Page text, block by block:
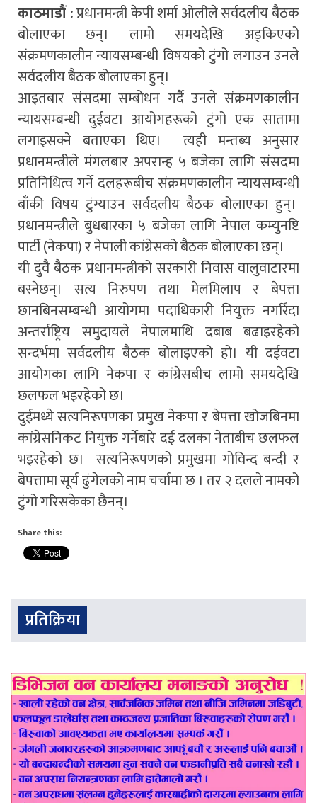
काठमाडौं :प्रधानमन्त्री केपी शर्मा ओलीले सर्वदलीय बैठक
बोलाएका छन्। लामो समयदेखि अड्किएको
संक्रमणकालीन न्यायसम्बन्धी विषयको टुंगो लगाउन उनले
सर्वदलीय बैठक बोलाएका हुन्।
आइतबार संसदमा सम्बोधन गर्दै उनले संक्रमणकालीन
न्यायसम्बन्धी दुईवटा आयोगहरूको टुंगो एक सातामा
लगाइसक्ने बताएका थिए। त्यही मन्तब्य अनुसार
प्रधानमन्त्रीले मंगलबार अपरान्ह ५ बजेका लागि संसदमा
प्रतिनिधित्व गर्ने दलहरूबीच संक्रमणकालीन न्यायसम्बन्धी
बाँकी विषय टुंग्याउन सर्वदलीय बैठक बोलाएका हुन्।
प्रधानमन्त्रीले बुधबारका ५ बजेका लागि नेपाल कम्युनष्टि
पार्टी (नेकपा) र नेपाली कांग्रेसको बैठक बोलाएका छन्।
यी दुवै बैठक प्रधानमन्त्रीको सरकारी निवास वालुवाटारमा
बस्नेछन्। सत्य निरुपण तथा मेलमिलाप र बेपत्ता
छानबिनसम्बन्धी आयोगमा पदाधिकारी नियुक्त नगरिँदा
अन्तर्राष्ट्रिय समुदायले नेपालमाथि दबाब बढाइरहेको
सन्दर्भमा सर्वदलीय बैठक बोलाइएको हो। यी दईवटा
आयोगका लागि नेकपा र कांग्रेसबीच लामो समयदेखि
छलफल भइरहेको छ।
दुईमध्ये सत्यनिरूपणका प्रमुख नेकपा र बेपत्ता खोजबिनमा
कांग्रेसनिकट नियुक्त गर्नेबारे दई दलका नेताबीच छलफल
भइरहेको छ। सत्यनिरूपणको प्रमुखमा गोविन्द बन्दी र
बेपत्तामा सूर्य ढुंगेलको नाम चर्चामा छ । तर २ दलले नामको
टुंगो गरिसकेका छैनन्।
Share this:
प्रतिक्रिया